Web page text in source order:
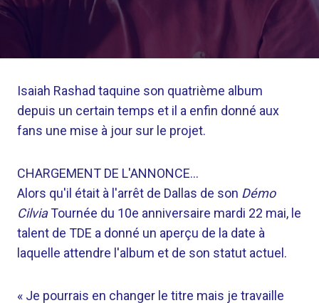
Isaiah Rashad taquine son quatrième album
depuis un certain temps et il a enfin donné aux
fans une mise à jour sur le projet.
CHARGEMENT DE L'ANNONCE…
Alors qu'il était à l'arrêt de Dallas de son Démo
CilviaTournée du 10e anniversaire mardi 22 mai, le
talent de TDE a donné un aperçu de la date à
laquelle attendre l'album et de son statut actuel.
« Je pourrais en changer le titre mais je travaille